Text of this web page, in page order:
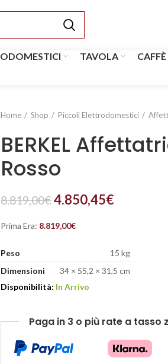
TAVOLA CAFFÈ
Home Shop Piccoli Elettrodomestici
BERKEL
Rosso
8.819,00€4.850,45€
Prima Era: 8.819,00€
Peso
15 kg
Dimensioni
34 × 55,2 × 31,5 cm
Disponibilità: In Arrivo
Paga in 3 o più rate a tasso